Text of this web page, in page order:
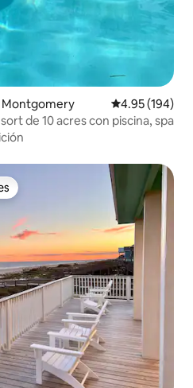
Montgomery Calificación
4.95 (194)
de 10 acres con piscina, spa